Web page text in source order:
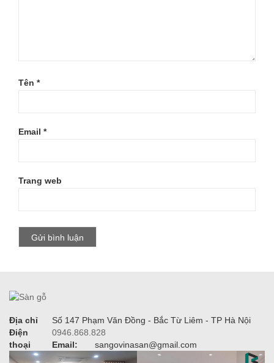
Tên *
Email *
Trang web
Địa chỉ
Số 147 Phạm Văn Đồng - Bắc Từ Liêm - TP Hà Nội
Điện
thoại
0946.868.828
Email:
sangovinasan@gmail.com